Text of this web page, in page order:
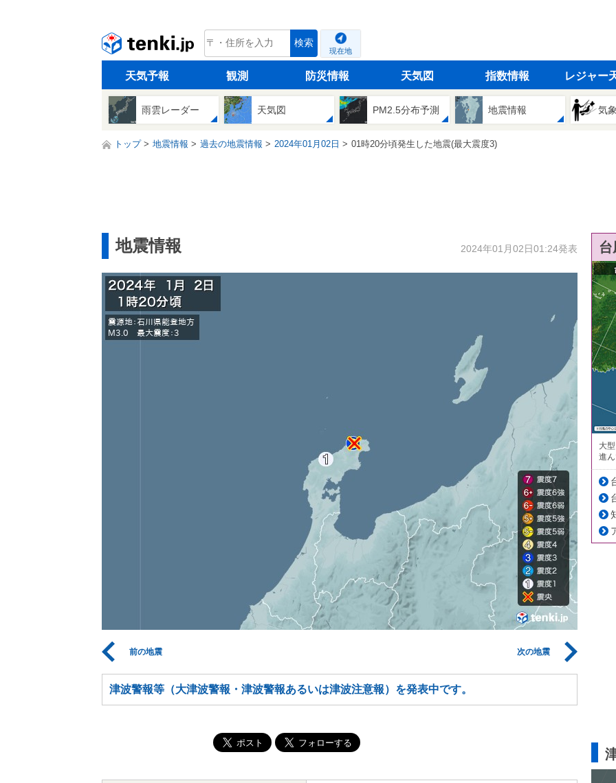
tenki.jp 検索
現在地
天気予報 観測 防災情報 天気図 指数情報 レジャー
雨雲レーダー 天気図 PM2.5分布予測 地震情報 気
トップ 地震情報 過去の地震情報 2024年01月02日 01時20分頃発生した地震(最大震度3)
地震情報 2024年01月02日01:24発表
前の地震 次の地震
津波警報等（大津波警報・津波警報あるいは津波注意報）を発表中です。
大
進